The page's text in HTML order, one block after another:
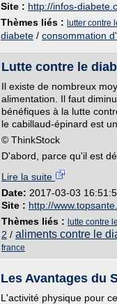
Site : http://infos-
Thèmes liés : lutter contre
diabete / consommation
Lutte contre le
Il existe de nombreux
alimentation. Il faut
bénéfiques à la lutte
le cabillaud-épinard est
© ThinkStock
D'abord, parce qu'il est
Lire la suite
Date: 2017-03-03
Site : http://
Thèmes liés : lutte contre
2 / aliments contre le
france
Les Avantages du
L'activité physique pour